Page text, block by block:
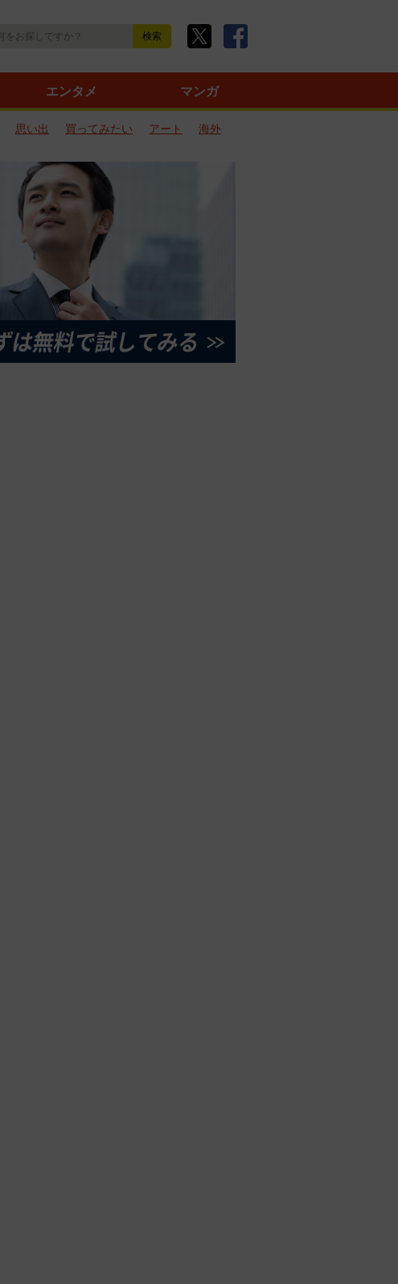
エンタメ マンガ
思い出 買ってみたい アート
海外